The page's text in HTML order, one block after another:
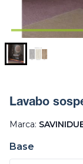
Lavabo
Marca:
Base